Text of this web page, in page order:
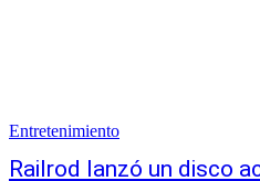
Entretenimiento
Railrod lanzó un disco